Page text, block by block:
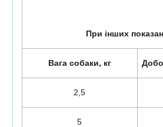
При інших
Вага собаки, кг
2,5
5